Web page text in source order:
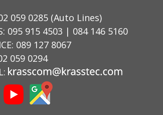
059 0285 (Auto Lines)
095 915 4503 | 084 146 5160
089 127 8067
059 0294